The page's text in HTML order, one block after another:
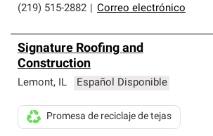
(219) 515-2882
Correo electrónico
Signature Roofing and
Construction
Lemont, IL Español Disponible
Promesa de reciclaje de tejas